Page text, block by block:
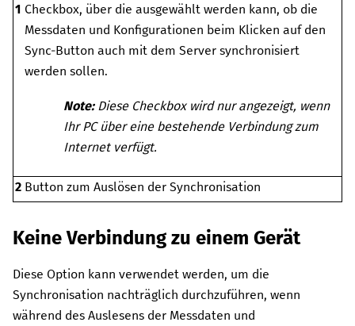
1 Checkbox, über die ausgewählt werden kann, ob die
Messdaten und Konfigurationen beim Klicken auf den
Sync-Button auch mit dem Server synchronisiert
werden sollen.
Note: Diese Checkbox wird nur angezeigt, wenn
Ihr PC über eine bestehende Verbindung zum
Internet verfügt.
2 Button zum Auslösen der Synchronisation
Keine Verbindung zu einem Gerät
Diese Option kann verwendet werden, um die
Synchronisation nachträglich durchzuführen, wenn
während des Auslesens der Messdaten und